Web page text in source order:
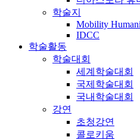
학술지
Mobility
IDCC
학술활동
학술대회
세계학술대회
국제학술대회
국내학술대회
강연
초청강연
콜로키움